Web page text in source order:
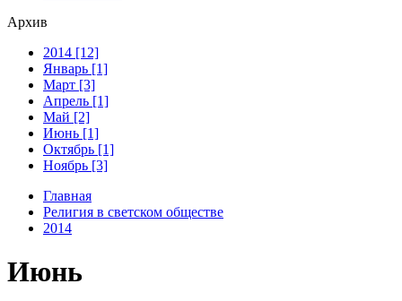
Архив
2014 [12]
Январь [1]
Март [3]
Апрель [1]
Май [2]
Июнь [1]
Октябрь [1]
Ноябрь [3]
Главная
Религия в светском обществе
2014
Июнь